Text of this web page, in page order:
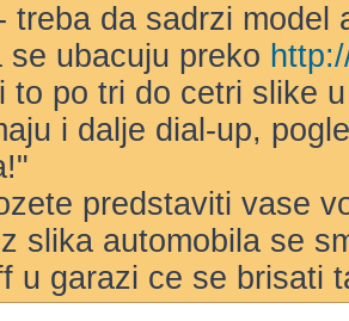
treba da sadrzi model
se ubacuju preko
to po tri do cetri slike
i dalje dial-up,
predstaviti vase
slika automobila se
u garazi ce se brisati